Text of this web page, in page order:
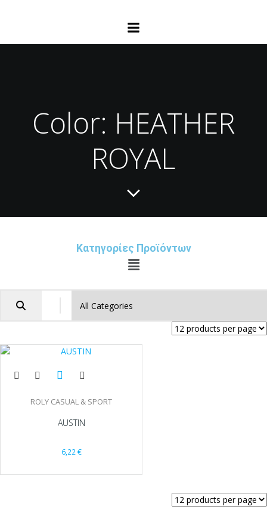
Color: HEATHER
ROYAL
Κατηγορίες Προϊόντων
ROLY CASUAL & SPORT
AUSTIN
6,22€